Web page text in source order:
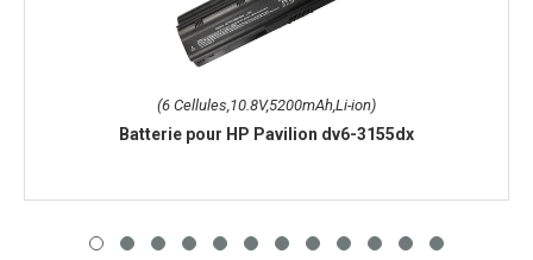
(6 Cellules,10.8V,5200mAh,Li-ion)
Batterie pour HP Pavilion dv6-3155dx